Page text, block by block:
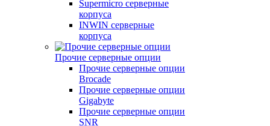
Supermicro серверные
корпуса
INWIN серверные
корпуса
Прочие серверные опции
Прочие серверные опции
Brocade
Прочие серверные опции
Gigabyte
Прочие серверные опции
SNR